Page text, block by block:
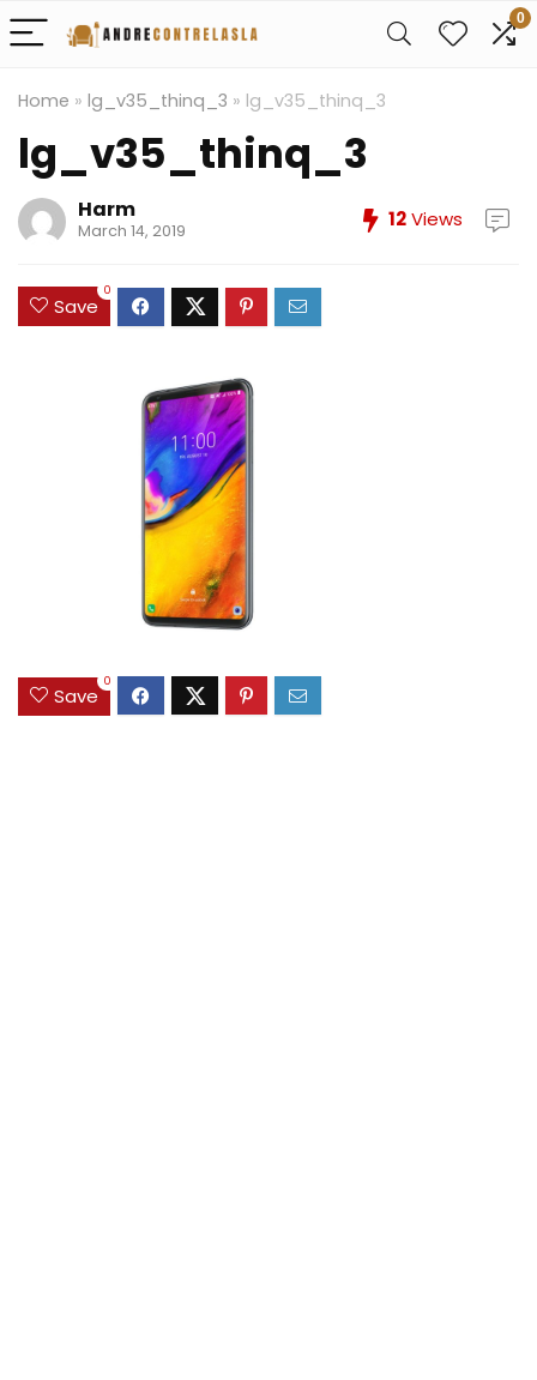
0
Home » lg_v35_thinq_3 » lg_v35_thinq_3
lg_v35_thinq_3
Harm
March 14, 2019 12Views
Save
0
Save
0